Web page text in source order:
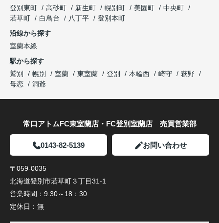
登別東町
高砂町 新生町 幌別町 美園町
中央町
若草町
白鳥台 八丁平
登別本町
沿線から探す
室蘭本線
駅から探す
鷲別
幌別 室蘭 東室蘭 登別 本輪西 崎守
萩野
母恋
洞爺
常口アトムFC東室蘭店・FC登別室蘭店 売買営業部
0143-82-5139 お問い合わせ
〒059-0035
北海道登別市若草町３丁目31-1
営業時間： 9:30～18：30
定休日： 無